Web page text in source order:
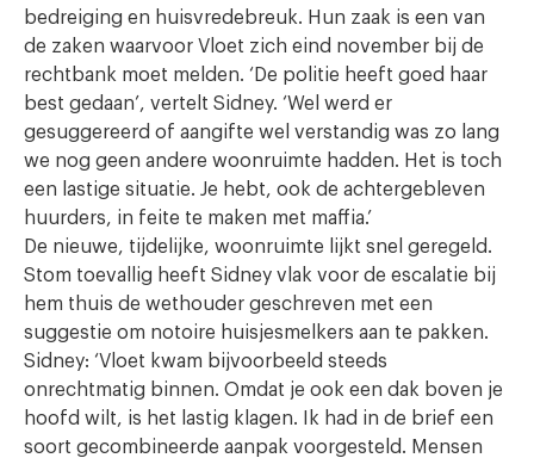
bedreiging en huisvredebreuk. Hun zaak is een van
de zaken waarvoor Vloet zich eind november bij de
rechtbank moet melden. ‘De politie heeft goed haar
best gedaan’, vertelt Sidney. ‘Wel werd er
gesuggereerd of aangifte wel verstandig was zo lang
we nog geen andere woonruimte hadden. Het is toch
een lastige situatie. Je hebt, ook de achtergebleven
huurders, in feite te maken met maffia.’
De nieuwe, tijdelijke, woonruimte lijkt snel geregeld.
Stom toevallig heeft Sidney vlak voor de escalatie bij
hem thuis de wethouder geschreven met een
suggestie om notoire huisjesmelkers aan te pakken.
Sidney: ‘Vloet kwam bijvoorbeeld steeds
onrechtmatig binnen. Omdat je ook een dak boven je
hoofd wilt, is het lastig klagen. Ik had in de brief een
soort gecombineerde aanpak voorgesteld. Mensen